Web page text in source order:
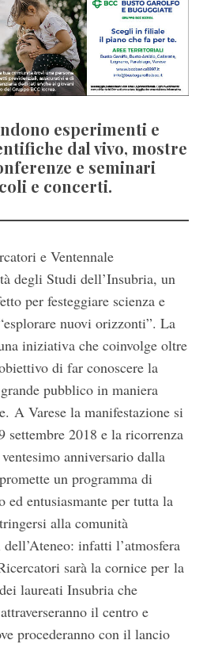
esperimenti e
dal vivo, mostre
e seminari
e concerti.
e Ventennale
degli Studi dell’Insubria, un
per festeggiare scienza e
nuovi orizzonti”. La
iniziativa che coinvolge oltre
di far conoscere la
pubblico in maniera
A Varese la manifestazione si
settembre 2018 e la ricorrenza
anniversario dalla
un programma di
entusiasmante per tutta la
alla comunità
infatti l’atmosfera
sarà la cornice per la
laureati Insubria che
il centro e
procederanno con il lancio